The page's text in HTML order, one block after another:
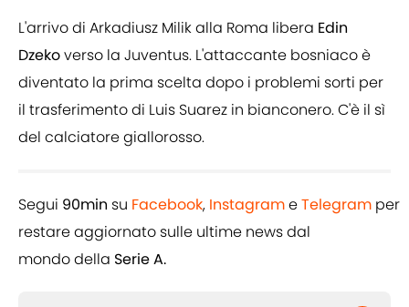
L'arrivo di Arkadiusz Milik alla Roma libera Edin
Dzekoverso la Juventus. L'attaccante bosniaco è
diventato la prima scelta dopo i problemi sorti per
il trasferimento di Luis Suarez in bianconero. C'è il sì
del calciatore giallorosso.
Segui 90min su Facebook, InstagrameTelegram per
restare aggiornato sulle ultime news dal
mondo della Serie A.